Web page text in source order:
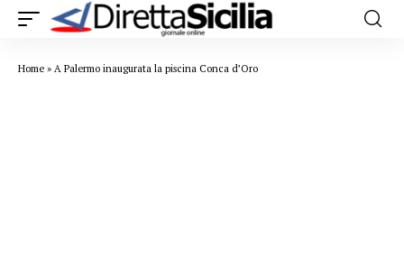
Home » A Palermo inaugurata la piscina Conca d’Oro